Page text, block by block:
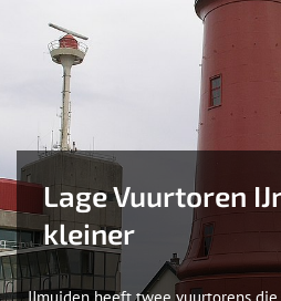
Lage Vuurtoren
kleiner